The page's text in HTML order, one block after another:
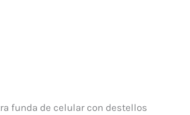
funda de celular con destellos